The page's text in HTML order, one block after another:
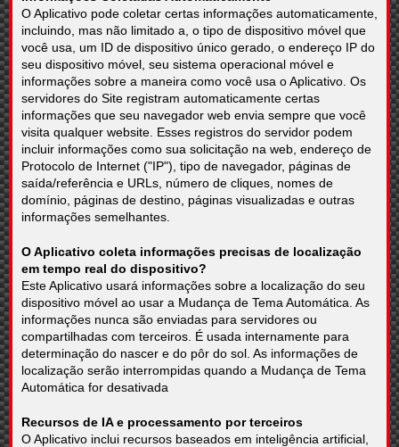
O Aplicativo pode coletar certas informações automaticamente,
incluindo, mas não limitado a, o tipo de dispositivo móvel que
você usa, um ID de dispositivo único gerado, o endereço IP do
seu dispositivo móvel, seu sistema operacional móvel e
informações sobre a maneira como você usa o Aplicativo. Os
servidores do Site registram automaticamente certas
informações que seu navegador web envia sempre que você
visita qualquer website. Esses registros do servidor podem
incluir informações como sua solicitação na web, endereço de
Protocolo de Internet ("IP"), tipo de navegador, páginas de
saída/referência e URLs, número de cliques, nomes de
domínio, páginas de destino, páginas visualizadas e outras
informações semelhantes.
O Aplicativo coleta informações precisas de localização
em tempo real do dispositivo?
Este Aplicativo usará informações sobre a localização do seu
dispositivo móvel ao usar a Mudança de Tema Automática. As
informações nunca são enviadas para servidores ou
compartilhadas com terceiros. É usada internamente para
determinação do nascer e do pôr do sol. As informações de
localização serão interrompidas quando a Mudança de Tema
Automática for desativada
Recursos de IA e processamento por terceiros
O Aplicativo inclui recursos baseados em inteligência artificial,